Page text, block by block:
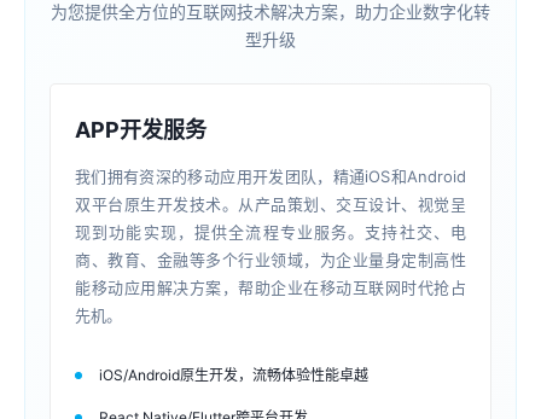
为您提供全方位的互联网技术解决方案，助力企业数字化转
型升级
APP开发服务
我们拥有资深的移动应用开发团队，精通iOS和Android
双平台原生开发技术。从产品策划、交互设计、视觉呈
现到功能实现，提供全流程专业服务。支持社交、电
商、教育、金融等多个行业领域，为企业量身定制高性
能移动应用解决方案，帮助企业在移动互联网时代抢占
先机。
iOS/Android原生开发，流畅体验性能卓越